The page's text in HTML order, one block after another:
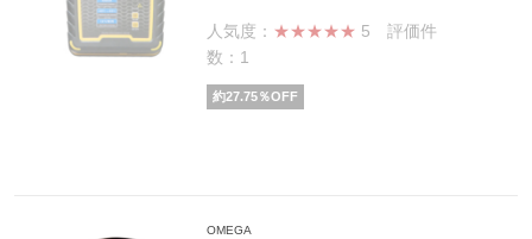
人気度： ★★★★★ 5 評価件
数：1
約27.75％OFF
OMEGA